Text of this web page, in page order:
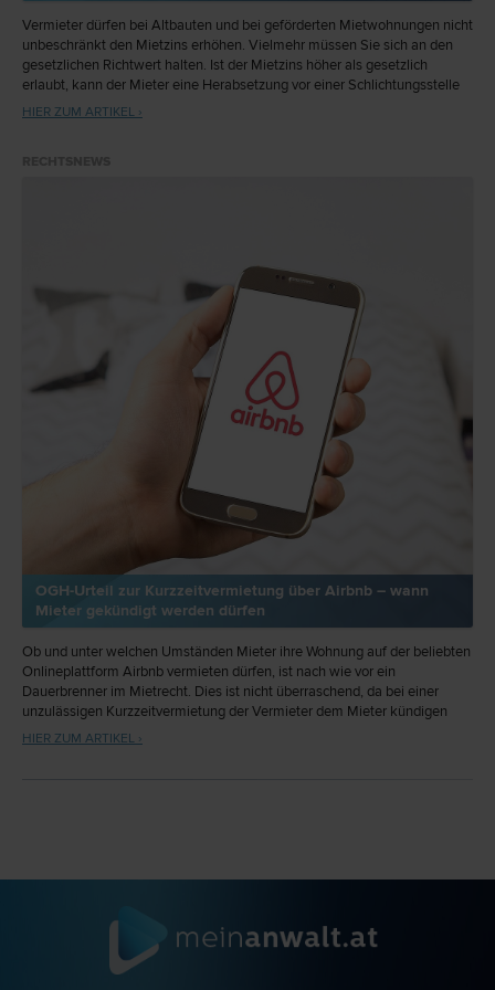
Vermieter dürfen bei Altbauten und bei geförderten Mietwohnungen nicht
unbeschränkt den Mietzins erhöhen. Vielmehr müssen Sie sich an den
gesetzlichen Richtwert halten. Ist der Mietzins höher als gesetzlich
erlaubt, kann der Mieter eine Herabsetzung vor einer Schlichtungsstelle
beantragen.
HIER ZUM ARTIKEL ›
OGH-Urteil zur Kurzzeitvermietung über Airbnb – wann
Mieter gekündigt werden dürfen
Ob und unter welchen Umständen Mieter ihre Wohnung auf der beliebten
Onlineplattform Airbnb vermieten dürfen, ist nach wie vor ein
Dauerbrenner im Mietrecht. Dies ist nicht überraschend, da bei einer
unzulässigen Kurzzeitvermietung der Vermieter dem Mieter kündigen
kann. Zu dieser Frage hat der OGH nun weiter konkretisiert, wann eine
HIER ZUM ARTIKEL ›